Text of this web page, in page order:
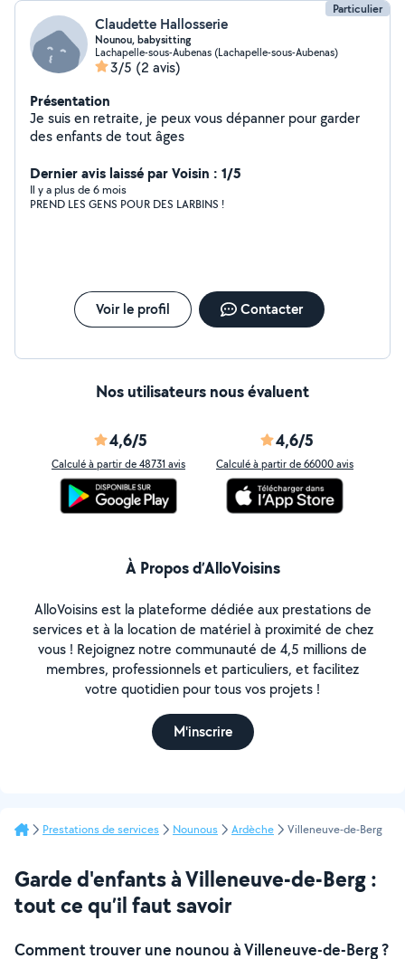
Particulier
Claudette Hallosserie
Nounou, babysitting
Lachapelle-sous-Aubenas (Lachapelle-sous-Aubenas)
3/5 (2 avis)
Présentation
Je suis en retraite, je peux vous dépanner pour garder
des enfants de tout âges
Dernier avis laissé par Voisin : 1/5
Il y a plus de 6 mois
PREND LES GENS POUR DES LARBINS !
Voir le profil Contacter
Nos utilisateurs nous évaluent
4,6/5
Calculé à partir de 48731 avis
4,6/5
Calculé à partir de 66000 avis
À Propos d’AlloVoisins
AlloVoisins est la plateforme dédiée aux prestations de
services et à la location de matériel à proximité de chez
vous ! Rejoignez notre communauté de 4,5 millions de
membres, professionnels et particuliers, et facilitez
votre quotidien pour tous vos projets !
M'inscrire
Prestations de services Nounous Ardèche Villeneuve-de-Berg
Garde d'enfants à Villeneuve-de-Berg :
tout ce qu’il faut savoir
Comment trouver une nounou à Villeneuve-de-Berg ?